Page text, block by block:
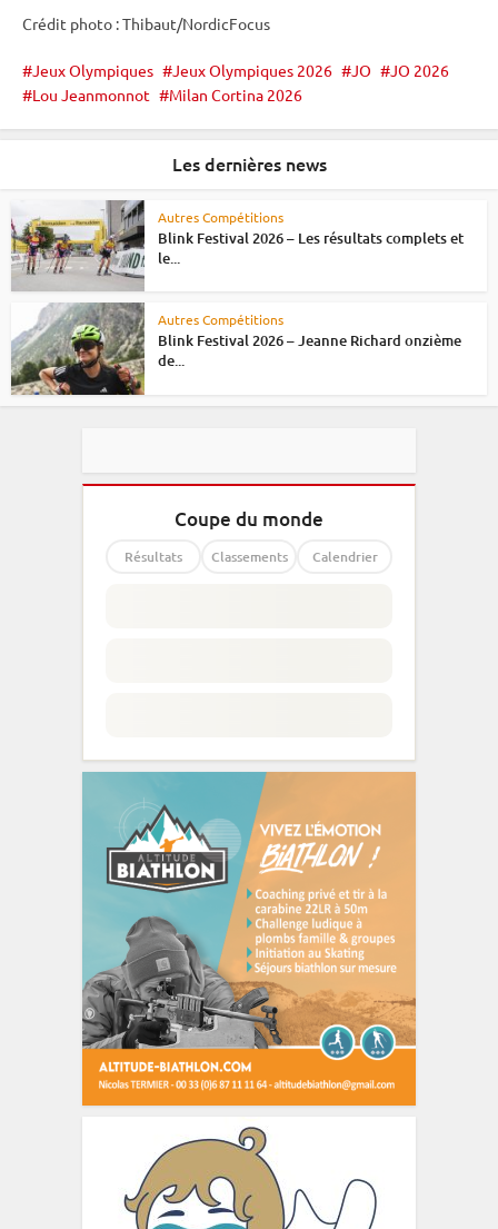
Crédit photo : Thibaut/NordicFocus
Jeux Olympiques Jeux Olympiques 2026 JO
JO 2026
Lou Jeanmonnot
Milan Cortina 2026
Les dernières news
Autres Compétitions
Blink Festival 2026 – Les résultats complets et
le...
Autres Compétitions
Blink Festival 2026 – Jeanne Richard onzième
de...
Coupe du monde
Résultats Classements Calendrier